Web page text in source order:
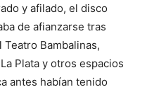
y afilado, el disco
de afianzarse tras
Bambalinas,
Plata y otros espacios
antes habían tenido